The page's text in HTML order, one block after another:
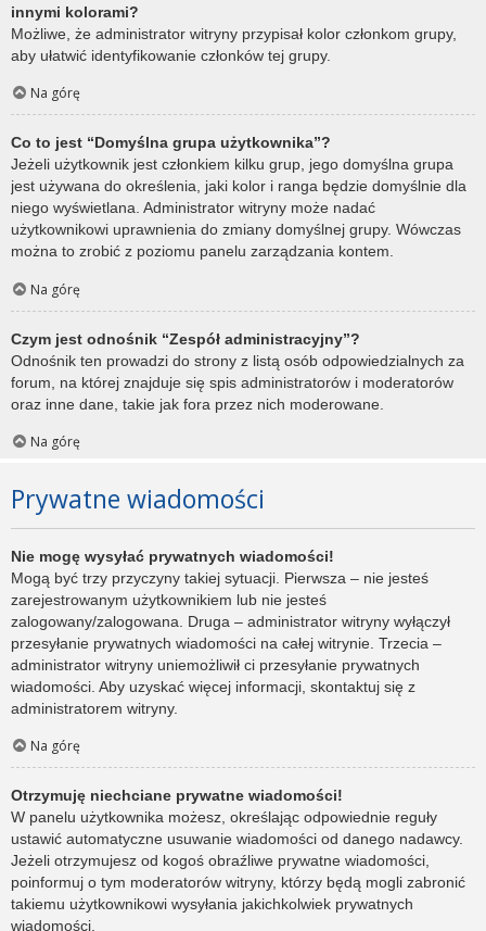
innymi kolorami?
Możliwe, że administrator witryny przypisał kolor członkom grupy,
aby ułatwić identyfikowanie członków tej grupy.
Na górę
Co to jest “Domyślna grupa użytkownika”?
Jeżeli użytkownik jest członkiem kilku grup, jego domyślna grupa
jest używana do określenia, jaki kolor i ranga będzie domyślnie dla
niego wyświetlana. Administrator witryny może nadać
użytkownikowi uprawnienia do zmiany domyślnej grupy. Wówczas
można to zrobić z poziomu panelu zarządzania kontem.
Na górę
Czym jest odnośnik “Zespół administracyjny”?
Odnośnik ten prowadzi do strony z listą osób odpowiedzialnych za
forum, na której znajduje się spis administratorów i moderatorów
oraz inne dane, takie jak fora przez nich moderowane.
Na górę
Prywatne wiadomości
Nie mogę wysyłać prywatnych wiadomości!
Mogą być trzy przyczyny takiej sytuacji. Pierwsza – nie jesteś
zarejestrowanym użytkownikiem lub nie jesteś
zalogowany/zalogowana. Druga – administrator witryny wyłączył
przesyłanie prywatnych wiadomości na całej witrynie. Trzecia –
administrator witryny uniemożliwił ci przesyłanie prywatnych
wiadomości. Aby uzyskać więcej informacji, skontaktuj się z
administratorem witryny.
Na górę
Otrzymuję niechciane prywatne wiadomości!
W panelu użytkownika możesz, określając odpowiednie reguły
ustawić automatyczne usuwanie wiadomości od danego nadawcy.
Jeżeli otrzymujesz od kogoś obraźliwe prywatne wiadomości,
poinformuj o tym moderatorów witryny, którzy będą mogli zabronić
takiemu użytkownikowi wysyłania jakichkolwiek prywatnych
wiadomości.